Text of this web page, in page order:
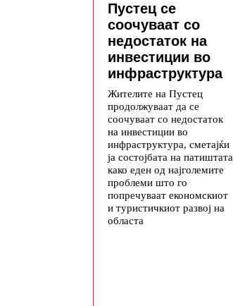
Пустец се
соочуваат со
недостаток на
инвестиции во
инфраструктура
Жителите на Пустец
продолжуваат да се
соочуваат со недостаток
на инвестиции во
инфраструктура, сметајќи
ја состојбата на патиштата
како еден од најголемите
проблеми што го
попречуваат економскиот
и туристичкиот развој на
областа